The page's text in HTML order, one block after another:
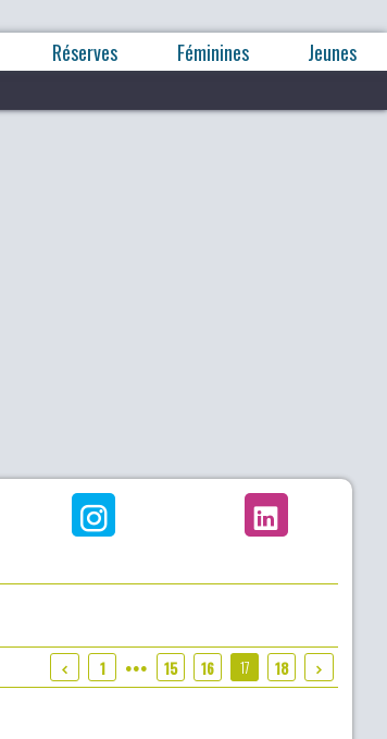
Réserves Féminines Jeunes
1 ●●● 15 16 17 18